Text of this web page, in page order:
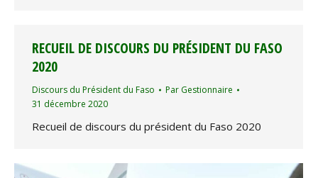
RECUEIL DE DISCOURS DU PRÉSIDENT DU FASO
2020
Discours du Président du Faso Par Gestionnaire
31 décembre 2020
Recueil de discours du président du Faso 2020